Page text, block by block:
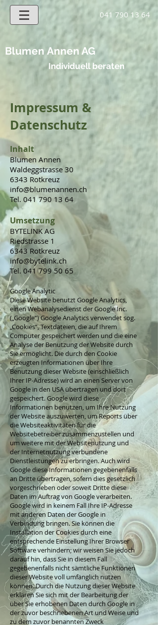
041 790 13 64
Blumen Annen AG
Individuell beraten
Impressum &
Datenschutz
Inhalt
Blumen Annen
Waldeggstrasse 30
6343 Rotkreuz
info@blumenannen.ch
Tel. 041 790 13 64
Umsetzung
BYTELINK AG
Riedstrasse 1
6343 Rotkreuz
info@bytelink.ch
Tel. 041 799 50 65
Google Analytic
Diese Website benutzt Google Analytics,
einen Webanalysedienst der Google Inc.
(„Google“) Google Analytics verwendet sog.
„Cookies“, Textdateien, die auf Ihrem
Computer gespeichert werden und die eine
Analyse der Benutzung der Website durch
Sie ermöglicht. Die durch den Cookie
erzeugten Informationen über Ihre
Benutzung dieser Website (einschließlich
Ihrer IP-Adresse) wird an einen Server von
Google in den USA übertragen und dort
gespeichert. Google wird diese
Informationen benutzen, um Ihre Nutzung
der Website auszuwerten, um Reports über
die Websiteaktivitäten für die
Websitebetreiber zusammenzustellen und
um weitere mit der Websitenutzung und
der Internetnutzung verbundene
Dienstleistungen zu erbringen. Auch wird
Google diese Informationen gegebenenfalls
an Dritte übertragen, sofern dies gesetzlich
vorgeschrieben oder soweit Dritte diese
Daten im Auftrag von Google verarbeiten.
Google wird in keinem Fall Ihre IP-Adresse
mit anderen Daten der Google in
Verbindung bringen. Sie können die
Installation der Cookies durch eine
entsprechende Einstellung Ihrer Browser
Software verhindern; wir weisen Sie jedoch
darauf hin, dass Sie in diesem Fall
gegebenenfalls nicht sämtliche Funktionen
dieser Website voll umfänglich nutzen
können. Durch die Nutzung dieser Website
erklären Sie sich mit der Bearbeitung der
über Sie erhobenen Daten durch Google in
der zuvor beschriebenen Art und Weise und
zu dem zuvor benannten Zweck